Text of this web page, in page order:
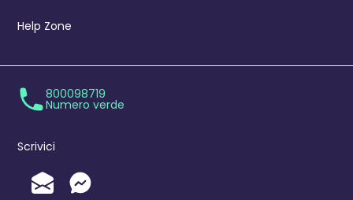
Help Zone
800098719
Numero verde
Scrivici
Invia un'Email
Messenger